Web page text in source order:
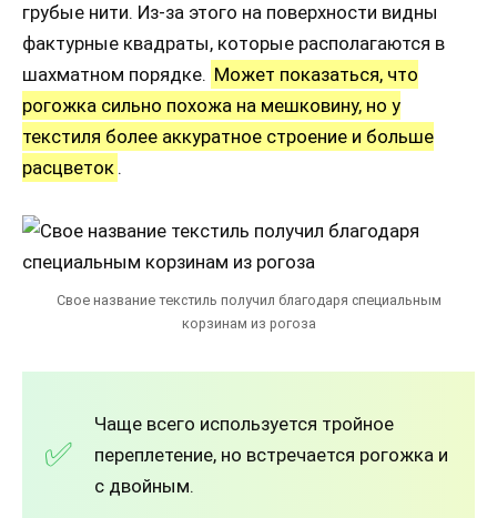
грубые нити. Из-за этого на поверхности видны
фактурные квадраты, которые располагаются в
шахматном порядке. Может показаться, что
рогожка сильно похожа на мешковину, но у
текстиля более аккуратное строение и больше
расцветок .
Свое название текстиль получил благодаря специальным
корзинам из рогоза
Чаще всего используется тройное
переплетение, но встречается рогожка и
с двойным.